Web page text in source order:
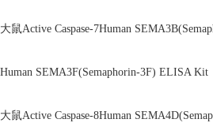
大鼠Active Caspase-7Human
Human SEMA3F(Semaphorin-3F) ELISA Kit
大鼠Active Caspase-8Human